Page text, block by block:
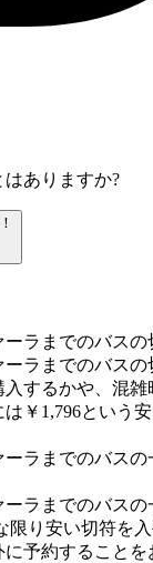
ありますか?
ラまでのバスの
ラまでのバスの
するかや、混
￥1,796という
ラまでのバス
ラまでのバスの
限り安い切符を
に予約すること